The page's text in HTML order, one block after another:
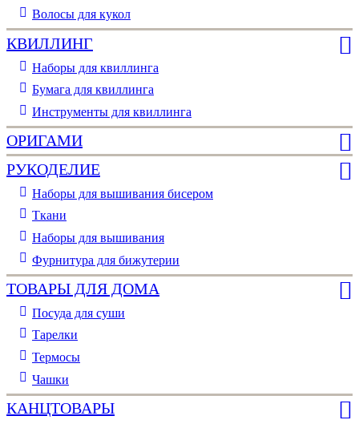
Волосы для кукол
КВИЛЛИНГ
Наборы для квиллинга
Бумага для квиллинга
Инструменты для квиллинга
ОРИГАМИ
РУКОДЕЛИЕ
Наборы для вышивания бисером
Ткани
Наборы для вышивания
Фурнитура для бижутерии
ТОВАРЫ ДЛЯ ДОМА
Посуда для суши
Тарелки
Термосы
Чашки
КАНЦТОВАРЫ